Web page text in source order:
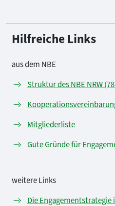
Hilfreiche Links
aus dem NBE
Struktur des NBE NRW
Mitgliederliste
Gute Gründe für
weitere Links
Die